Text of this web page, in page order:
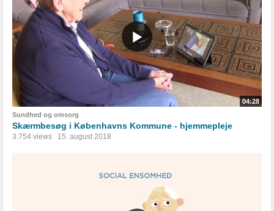
04:28
Sundhed og omsorg
Skærmbesøg i Københavns Kommune - hjemmepleje
3.754 views 15. august 2018